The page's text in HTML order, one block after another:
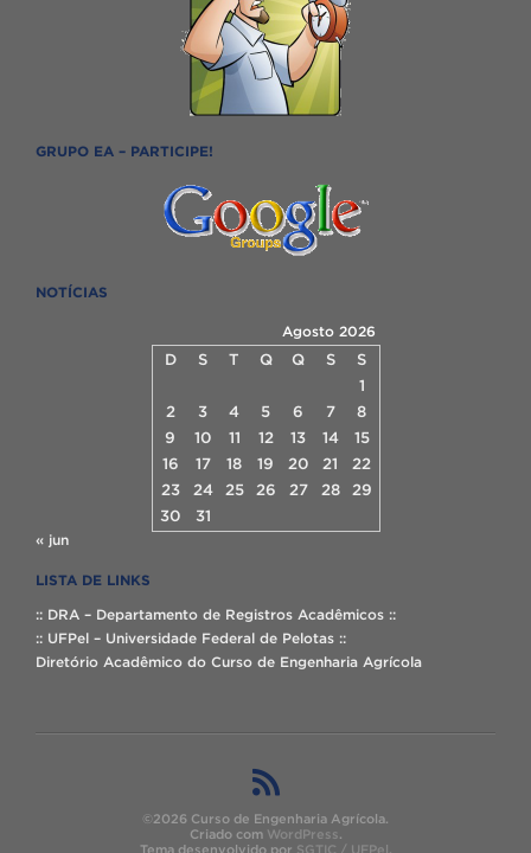
GRUPO EA – PARTICIPE!
NOTÍCIAS
Agosto 2026
D S T Q Q S
S
1
2
3 4 5 6 7
8
9
10 11 12 13 14
15
16
17 18 19 20 21
22
23
24 25 26 27 28
29
30
31
« jun
LISTA DE LINKS
:: DRA – Departamento de Registros Acadêmicos ::
:: UFPel – Universidade Federal de Pelotas ::
Diretório Acadêmico do Curso de Engenharia Agrícola
©2026 Curso de Engenharia Agrícola.
Criado com WordPress.
Tema desenvolvido por SGTIC / UFPel.